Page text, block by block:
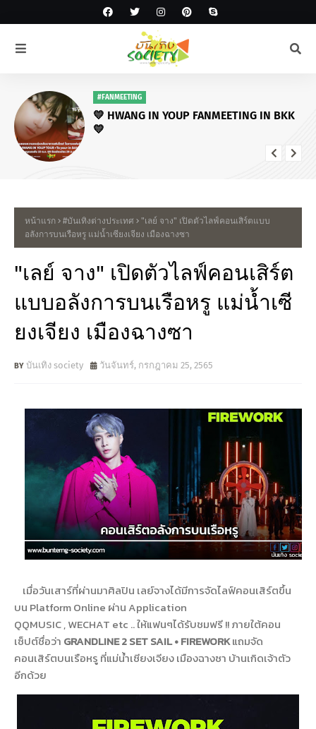
#โหนกระแส
ครอบครัวเผยติดใจสาเหตุ “ฮลุน โซโล่” เสีย
ชีวิต - ลุยนำร่างกลับไทย พบทำประกัน
หน้าแรก #บันเทิงต่างประเทศ
"เลย์ จาง" เปิดตัวไลฟ์คอนเสิร์ตแบบ
อลังการบนเรือหรู แม่น้ำเซียงเจียง เมืองฉางซา
"เลย์ จาง" เปิดตัวไลฟ์คอนเสิร์ต
แบบอลังการบนเรือหรู แม่น้ำเซี
ยงเจียง เมืองฉางซา
บันเทิง society วันจันทร์, กรกฎาคม 25, 2565
เมื่อวันเสาร์ที่ผ่านมาศิลปิน เลย์จางได้มีการจัดไลฟ์คอนเสิร์ตขึ้น
บน Platform Online ผ่าน Application
QQMUSIC , WECHAT etc .. ให้แฟนๆได้รับชมฟรี !! ภายใต้คอน
เซ็ปต์ชื่อว่า GRANDLINE 2 SET SAIL • FIREWORKแถมจัด
คอนเสิร์ตบนเรือหรู ที่แม่น้ำเซียงเจียง เมืองฉางซา บ้านเกิดเจ้าตัว
อีกด้วย